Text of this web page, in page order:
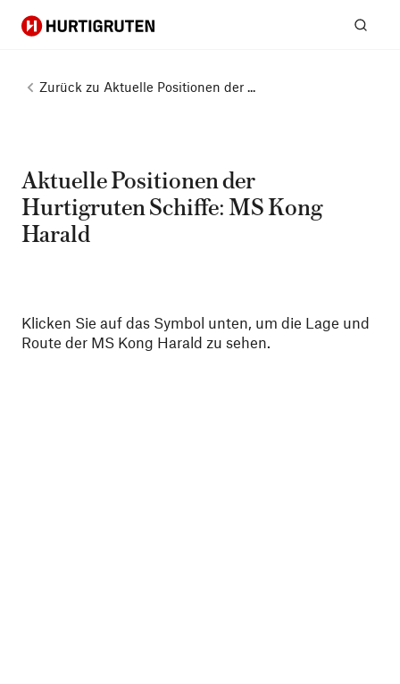
Hurtigruten
Zurück zu Aktuelle Positionen der ...
Aktuelle Positionen der
Hurtigruten Schiffe: MS Kong
Harald
Klicken Sie auf das Symbol unten, um die Lage und
Route der MS Kong Harald zu sehen.